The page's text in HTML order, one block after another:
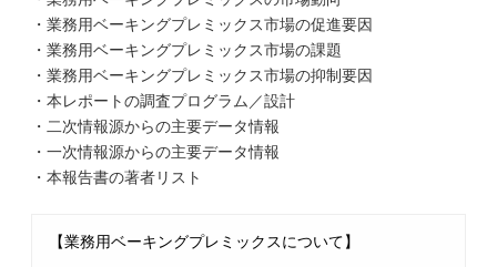
・業務用ベーキングプレミックス市場の促進要因
・業務用ベーキングプレミックス市場の課題
・業務用ベーキングプレミックス市場の抑制要因
・本レポートの調査プログラム／設計
・二次情報源からの主要データ情報
・一次情報源からの主要データ情報
・本報告書の著者リスト
【業務用ベーキングプレミックスについて】